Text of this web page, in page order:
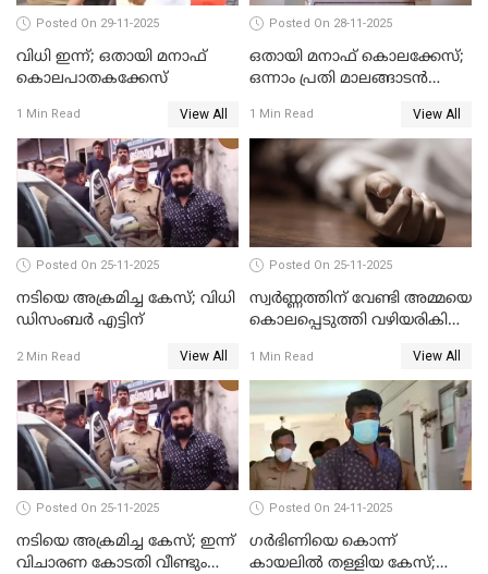
Posted On 29-11-2025
വിധി ഇന്ന്; ഒതായി മനാഫ്
കൊലപാതകക്കേസ്
1 Min Read View All
Posted On 28-11-2025
ഒതായി മനാഫ് കൊലക്കേസ്;
ഒന്നാം പ്രതി മാലങ്ങാടന്‍
1 Min Read View All
Posted On 25-11-2025
നടിയെ അക്രമിച്ച കേസ്; വിധി
ഡിസംബര്‍ എട്ടിന്
2 Min Read View All
Posted On 25-11-2025
സ്വർണ്ണത്തിന് വേണ്ടി അമ്മയെ
കൊലപ്പെടുത്തി വഴിയരികിൽ
പിടിയിൽ
1 Min Read View All
Posted On 25-11-2025
നടിയെ അക്രമിച്ച കേസ്; ഇന്ന്
വിചാരണ കോടതി വീണ്ടും
Posted On 24-11-2025
ഗര്‍ഭിണിയെ കൊന്ന്
കായലില്‍ തള്ളിയ കേസ്;